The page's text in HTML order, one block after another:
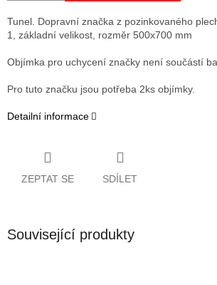
Tunel. Dopravní značka z pozinkovaného
1, základní velikost, rozměr 500x700 mm
Objímka pro uchycení značky není součástí
Pro tuto značku jsou potřeba 2ks objímky.
Detailní informace
ZEPTAT SE SDÍLET
Související produkty